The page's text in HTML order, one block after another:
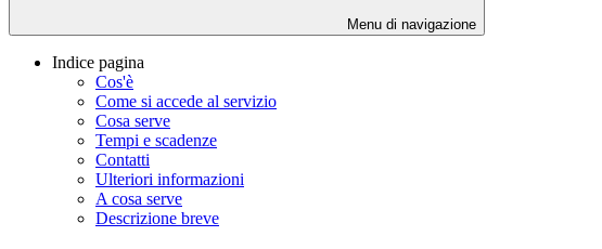
Menu di navigazione
Indice pagina
Cos'è
Come si accede al servizio
Cosa serve
Tempi e scadenze
Contatti
Ulteriori informazioni
A cosa serve
Descrizione breve